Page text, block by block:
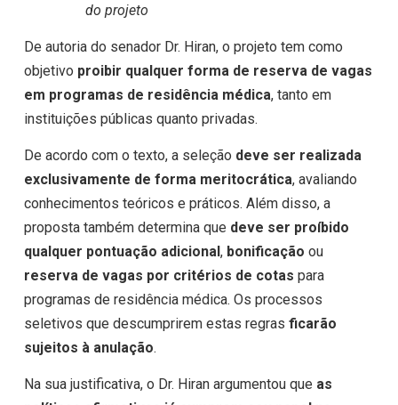
do projeto
De autoria do senador Dr. Hiran, o projeto tem como
objetivo proibir qualquer forma de reserva de vagas
em programas de residência médica, tanto em
instituições públicas quanto privadas.
De acordo com o texto, a seleção deve ser realizada
exclusivamente de forma meritocrática, avaliando
conhecimentos teóricos e práticos. Além disso, a
proposta também determina que deve ser proíbido
qualquer pontuação adicional, bonificação ou
reserva de vagas por critérios de cotas para
programas de residência médica. Os processos
seletivos que descumprirem estas regras ficarão
sujeitos à anulação.
Na sua justificativa, o Dr. Hiran argumentou que as